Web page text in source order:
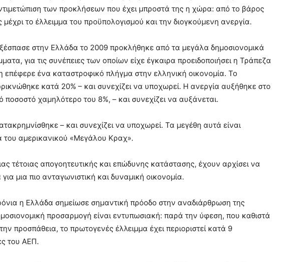
των προκλήσεων που έχει μπροστά της η χώρα: από το βάρος
το έλλειμμα του προϋπολογισμού και την διογκούμενη ανεργία.
στην Ελλάδα το 2009 προκλήθηκε από τα μεγάλα δημοσιονομικά
για τις συνέπειες των οποίων είχε έγκαιρα προειδοποιήσει η Τράπεζα
επέφερε ένα καταστροφικό πλήγμα στην ελληνική οικονομία. Το
κατά 20% – και συνεχίζει να υποχωρεί. Η ανεργία αυξήθηκε στο
ποσοστό χαμηλότερο του 8%, – και συνεχίζει να αυξάνεται.
– και συνεχίζει να υποχωρεί. Τα μεγέθη αυτά είναι
του αμερικανικού «Μεγάλου Κραχ».
τέτοιας απογοητευτικής και επώδυνης κατάστασης, έχουν αρχίσει να
μια πιο ανταγωνιστική και δυναμική οικονομία.
η Ελλάδα σημείωσε σημαντική πρόοδο στην αναδιάρθρωση της
προσαρμογή είναι εντυπωσιακή: παρά την ύφεση, που καθιστά
προσπάθεια, το πρωτογενές έλλειμμα έχει περιοριστεί κατά 9
του ΑΕΠ.